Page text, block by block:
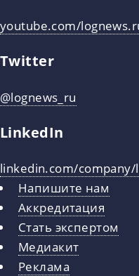
youtube.com/
Twitter
@lognews_ru
LinkedIn
linkedin.com/company/
Напишите нам
Аккредитация
Стать экспертом
Медиакит
Реклама